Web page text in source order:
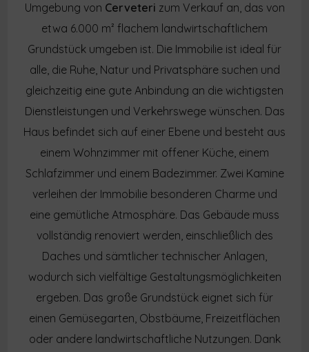
Umgebung von Cerveteri zum Verkauf an, das von
etwa 6.000 m² flachem landwirtschaftlichem
Grundstück umgeben ist. Die Immobilie ist ideal für
alle, die Ruhe, Natur und Privatsphäre suchen und
gleichzeitig eine gute Anbindung an die wichtigsten
Dienstleistungen und Verkehrswege wünschen. Das
Haus befindet sich auf einer Ebene und besteht aus
einem Wohnzimmer mit offener Küche, einem
Schlafzimmer und einem Badezimmer. Zwei Kamine
verleihen der Immobilie besonderen Charme und
eine gemütliche Atmosphäre. Das Gebäude muss
vollständig renoviert werden, einschließlich des
Daches und sämtlicher technischer Anlagen,
wodurch sich vielfältige Gestaltungsmöglichkeiten
ergeben. Das große Grundstück eignet sich für
einen Gemüsegarten, Obstbäume, Freizeitflächen
oder andere landwirtschaftliche Nutzungen. Dank